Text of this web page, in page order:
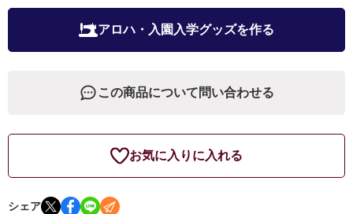
アロハ・入園入学グッズを作る
この商品について問い合わせる
お気に入りに入れる
シェア